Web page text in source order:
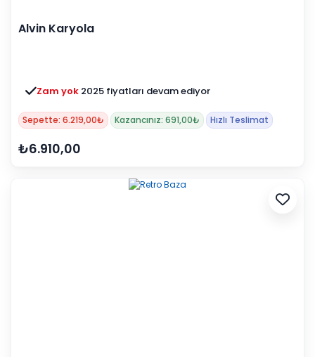
Alvin Karyola
Zam yok 2025 fiyatları devam ediyor
Sepette: 6.219,00₺ Kazancınız: 691,00₺ Hızlı Teslimat
₺6.910,00